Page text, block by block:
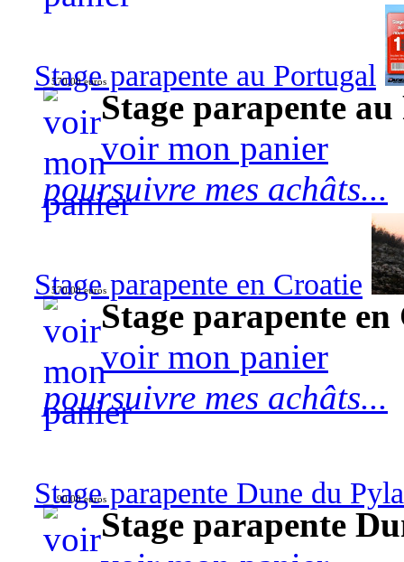
Stage parapente au Portugal
570,00 euros
Stage parapente
voir mon panier
poursuivre mes achâts...
Stage parapente en Croatie
570,00 euros
Stage parapente
voir mon panier
poursuivre mes achâts...
Stage parapente Dune du
90,00 euros
Stage parapente